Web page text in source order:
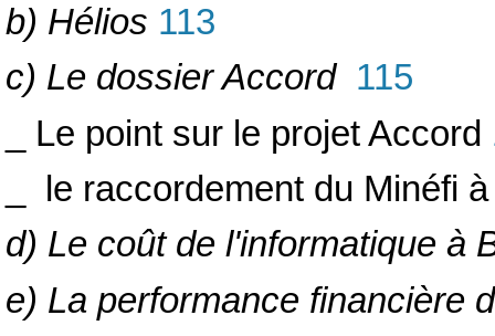
b) Hélios 113
c) Le dossier Accord 115
_ Le point sur le projet Accord
_ le raccordement du Minéfi
d) Le coût de l'informatique à
e) La performance financière